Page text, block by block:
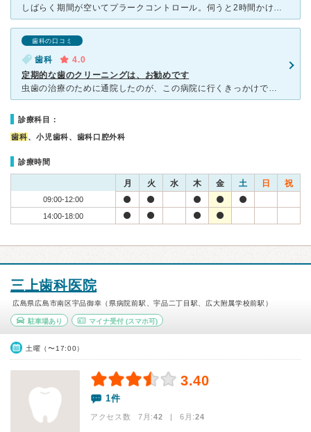
しばらく期間が空いてプラークコントロール。伺うと2時間かけてしっかりチェックとお手入れしてくれました。3ヶ月ごとのチェックで、いつも汚れ0％に近いですが、1時間はかけてチェックと手入れしてくれます。保
歯科の口コミ
歯科
4.0
定期的な歯のクリーニングは、お勧めです
虫歯の治療のために通院したのが、この病院に行くきっかけでしたが、現在は、 3か月ごとに、歯のクリーニングのために通院しています。 この病院の特徴は、(1)歯の状態が悪くても、出来るだけ抜歯をせずに
診療科目：
歯科、小児歯科、歯科口腔外科
診療時間
月 火 水 木 金 土 日 祝
09:00-12:00
14:00-18:00
三上歯科医院
広島県広島市南区宇品御幸（県病院前駅、宇品二丁目駅、広大附属学校前駅）
駐車場あり マイナ受付(スマホ可)
土曜（〜17:00）
3.40
1件
アクセス数 7月:42 | 6月:24